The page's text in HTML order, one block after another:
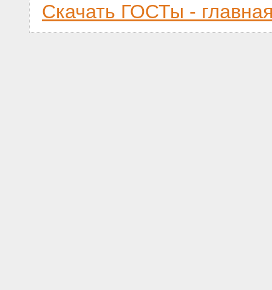
Скачать ГОСТы -